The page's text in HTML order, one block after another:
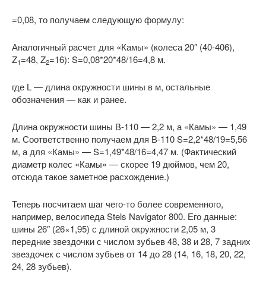
=0,08, то получаем следующую формулу:
Аналогичный расчет для «Камы» (колеса 20″ (40-406),
Z1=48, Z2=16): S=0,08*20*48/16=4,8 м.
где L — длина окружности шины в м, остальные
обозначения — как и ранее.
Длина окружности шины В-110 — 2,2 м, а «Камы» — 1,49
м. Соответственно получаем для В-110 S=2,2*48/19=5,56
м, а для «Камы» — S=1,49*48/16=4,47 м. (Фактический
диаметр колес «Камы» — скорее 19 дюймов, чем 20,
отсюда такое заметное расхождение.)
Теперь посчитаем шаг чего-то более современного,
например, велосипеда Stels Navigator 800. Его данные:
шины 26″ (26×1,95) с длиной окружности 2,05 м, 3
передние звездочки с числом зубьев 48, 38 и 28, 7 задних
звездочек с числом зубьев от 14 до 28 (14, 16, 18, 20, 22,
24, 28 зубьев).